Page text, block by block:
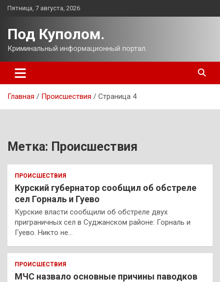
Перейти
Пятница, 7 августа, 2026
Под Куполом.
Криминальный информационный портал.
Главная Происшествия Страница 4
Метка: Происшествия
ПРОИСШЕСТВИЯ
Курский губернатор сообщил об обстреле
сел Горналь и Гуево
Курские власти сообщили об обстреле двух
приграничных сел в Суджанском районе: Горналь и
Гуево. Никто не…
ПРОИСШЕСТВИЯ
МЧС назвало основные причины паводков